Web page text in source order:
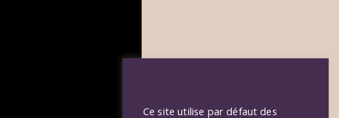
Ce site utilise par défaut des